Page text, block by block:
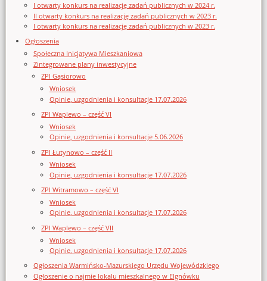
I otwarty konkurs na realizację zadań publicznych w 2024 r.
II otwarty konkurs na realizację zadań publicznych w 2023 r.
I otwarty konkurs na realizację zadań publicznych w 2023 r.
Ogłoszenia
Społeczna Inicjatywa Mieszkaniowa
Zintegrowane plany inwestycyjne
ZPI Gąsiorowo
Wniosek
Opinie, uzgodnienia i konsultacje 17.07.2026
ZPI Waplewo – część VI
Wniosek
Opinie, uzgodnienia i konsultacje 5.06.2026
ZPI Łutynowo – część II
Wniosek
Opinie, uzgodnienia i konsultacje 17.07.2026
ZPI Witramowo – część VI
Wniosek
Opinie, uzgodnienia i konsultacje 17.07.2026
ZPI Waplewo – część VII
Wniosek
Opinie, uzgodnienia i konsultacje 17.07.2026
Ogłoszenia Warmińsko-Mazurskiego Urzędu Wojewódzkiego
Ogłoszenie o najmie lokalu mieszkalnego w Elgnówku